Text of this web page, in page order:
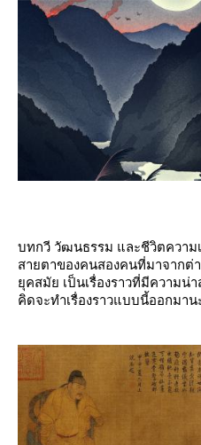
บทกวี วัฒนธรรม และชีวิตความ
สายตาของคนสองคนที่มาจากต่
คสมัย เป็นเรื่องราวที่มีความน่
คิดจะทำเรื่องราวแบบนี้ออกมาน